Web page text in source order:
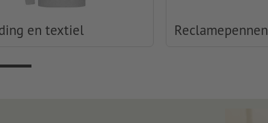
en textiel Reclamepennen